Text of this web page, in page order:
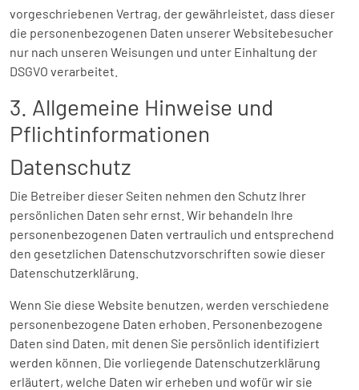
vorgeschriebenen Vertrag, der gewährleistet, dass dieser
die personenbezogenen Daten unserer Websitebesucher
nur nach unseren Weisungen und unter Einhaltung der
DSGVO verarbeitet.
3. Allgemeine Hinweise und
Pflicht­informationen
Datenschutz
Die Betreiber dieser Seiten nehmen den Schutz Ihrer
persönlichen Daten sehr ernst. Wir behandeln Ihre
personenbezogenen Daten vertraulich und entsprechend
den gesetzlichen Datenschutzvorschriften sowie dieser
Datenschutzerklärung.
Wenn Sie diese Website benutzen, werden verschiedene
personenbezogene Daten erhoben. Personenbezogene
Daten sind Daten, mit denen Sie persönlich identifiziert
werden können. Die vorliegende Datenschutzerklärung
erläutert, welche Daten wir erheben und wofür wir sie